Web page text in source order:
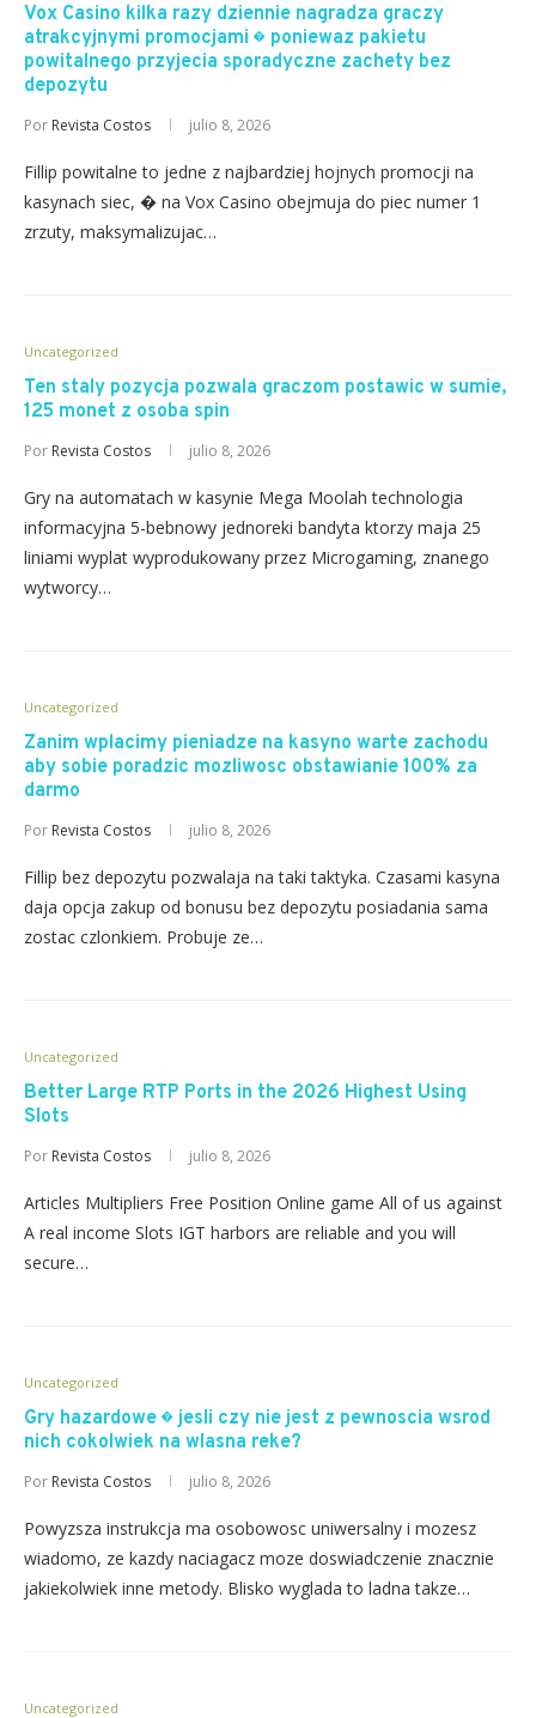
Vox Casino kilka razy dziennie nagradza graczy
atrakcyjnymi promocjami � poniewaz pakietu
powitalnego przyjecia sporadyczne zachety bez
depozytu
Por Revista Costos julio 8, 2026
Fillip powitalne to jedne z najbardziej hojnych promocji na
kasynach siec, � na Vox Casino obejmuja do piec numer 1
zrzuty, maksymalizujac…
Uncategorized
Ten staly pozycja pozwala graczom postawic w sumie,
125 monet z osoba spin
Por Revista Costos julio 8, 2026
Gry na automatach w kasynie Mega Moolah technologia
informacyjna 5-bebnowy jednoreki bandyta ktorzy maja 25
liniami wyplat wyprodukowany przez Microgaming, znanego
wytworcy…
Uncategorized
Zanim wplacimy pieniadze na kasyno warte zachodu
aby sobie poradzic mozliwosc obstawianie 100% za
darmo
Por Revista Costos julio 8, 2026
Fillip bez depozytu pozwalaja na taki taktyka. Czasami kasyna
daja opcja zakup od bonusu bez depozytu posiadania sama
zostac czlonkiem. Probuje ze…
Uncategorized
Better Large RTP Ports in the 2026 Highest Using
Slots
Por Revista Costos julio 8, 2026
Articles Multipliers Free Position Online game All of us against
A real income Slots IGT harbors are reliable and you will
secure…
Uncategorized
Gry hazardowe � jesli czy nie jest z pewnoscia wsrod
nich cokolwiek na wlasna reke?
Por Revista Costos julio 8, 2026
Powyzsza instrukcja ma osobowosc uniwersalny i mozesz
wiadomo, ze kazdy naciagacz moze doswiadczenie znacznie
jakiekolwiek inne metody. Blisko wyglada to ladna takze…
Uncategorized